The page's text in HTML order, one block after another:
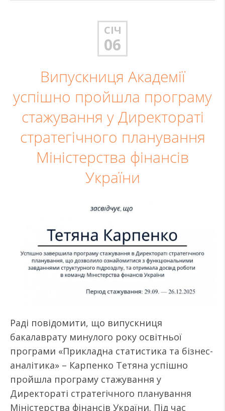
СІЧ
06
Випускниця Академії
успішно пройшла програму
стажування у Директораті
стратегічного планування
Міністерства фінансів
України
Раді повідомити, що випускниця
бакалаврату минулого року освітньої
програми «Прикладна статистика та бізнес-
аналітика» – Карпенко Тетяна успішно
пройшла програму стажування у
Директораті стратегічного планування
Міністерства фінансів України. Під час